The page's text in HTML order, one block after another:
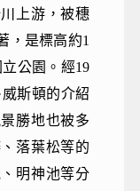
上游，被穗
，是標高約1
公園。經19
斯頓的介紹
勝地也被多
落葉松等的
明神池等分